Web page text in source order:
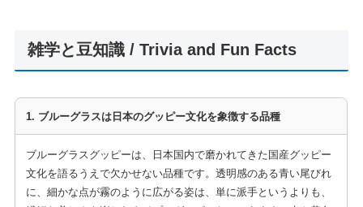
雑学と豆知識 / Trivia and Fun Facts
1. ブルーグラスは日本のグッピー文化を象徴する品種
ブルーグラスグッピーは、日本国内で磨かれてきた国産グッピー
文化を語るうえで欠かせない品種です。透明感のある青い尾びれ
に、細かな点が霧のように広がる姿は、単に派手というよりも、